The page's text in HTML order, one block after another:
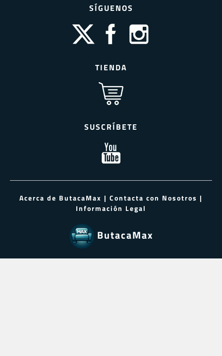
SÍGUENOS
TIENDA
SUSCRÍBETE
Acerca de ButacaMax | Contacta con Nosotros |
Información Legal
ButacaMax